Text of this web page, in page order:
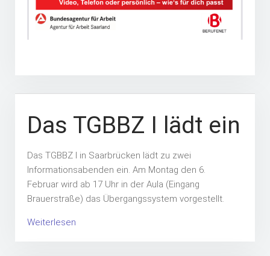
Das TGBBZ I lädt ein
Das TGBBZ I in Saarbrücken lädt zu zwei
Informationsabenden ein. Am Montag den 6.
Februar wird ab 17 Uhr in der Aula (Eingang
Brauerstraße) das Übergangssystem vorgestellt.
Weiterlesen